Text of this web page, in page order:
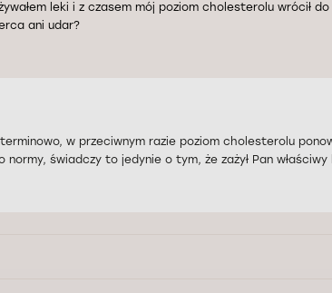
leki i z czasem mój poziom cholesterolu wrócił do
ani udar?
w przeciwnym razie poziom cholesterolu
świadczy to jedynie o tym, że zażył Pan